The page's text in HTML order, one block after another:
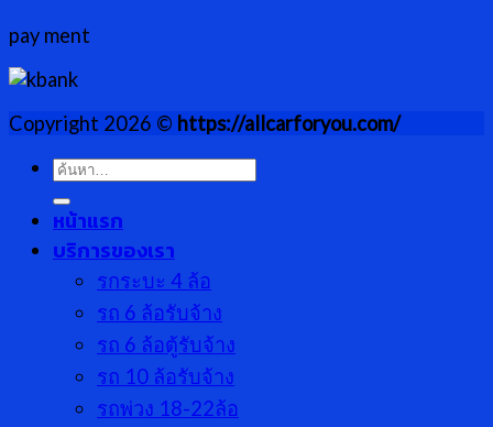
pay ment
Copyright 2026 © https://allcarforyou.com/
ค้นหา:
หน้าแรก
บริการของเรา
รกระบะ 4 ล้อ
รถ 6 ล้อรับจ้าง
รถ 6 ล้อตู้รับจ้าง
รถ 10 ล้อรับจ้าง
รถพ่วง 18-22ล้อ